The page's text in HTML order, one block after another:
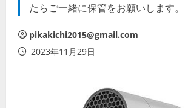
たらご一緒に保管をお願いします。
pikakichi2015@gmail.com
2023年11月29日